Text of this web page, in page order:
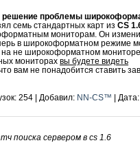
решение проблемы
семь стандартных карт из CS
мониторам. Он
в широкоформатном режиме
на не широкоформатном
мониторах вы будете видеть
вам не понадобится ставить
254 | Добавил: NN-CS™ | Дата:
поиска сервером в cs 1.6